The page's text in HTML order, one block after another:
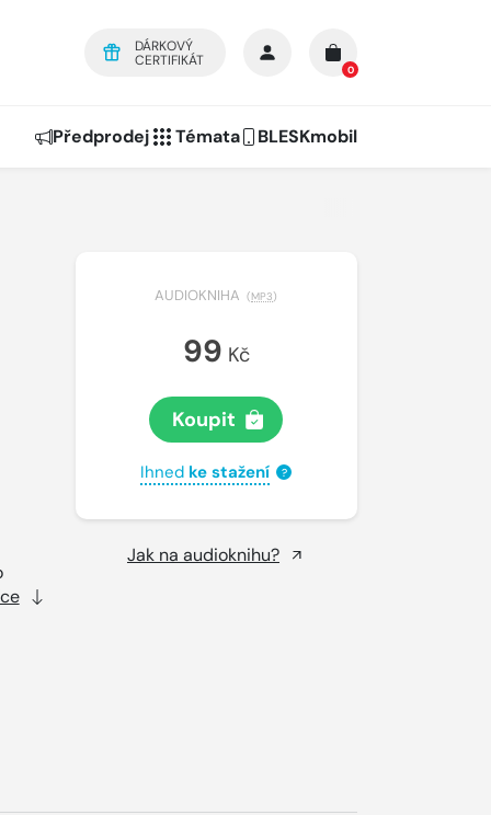
DÁRKOVÝ
CERTIFIKÁT
0
Předprodej Témata BLESKmobil
AUDIOKNIHA (MP3)
99 Kč
Koupit
Ihned ke stažení ?
Jak na audioknihu?